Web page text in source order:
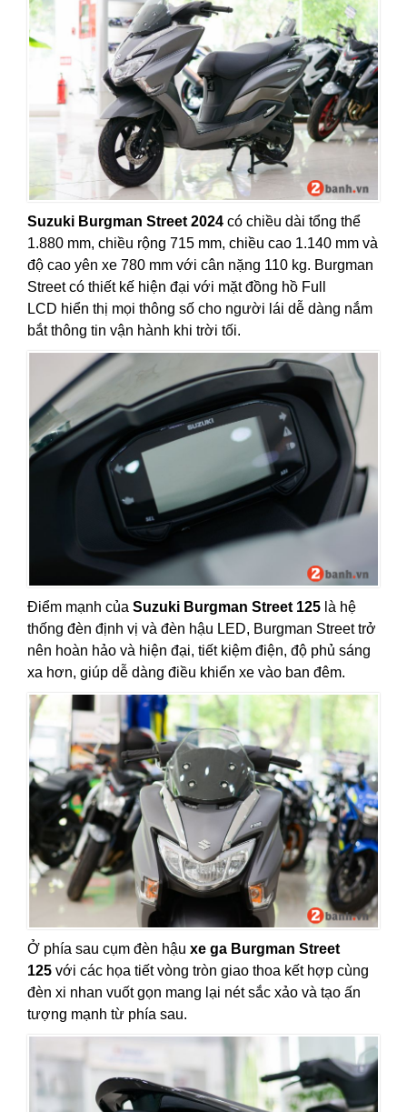
Suzuki Burgman Street 2024 có chiều dài tổng thể
1.880 mm, chiều rộng 715 mm, chiều cao 1.140 mm và
độ cao yên xe 780 mm với cân nặng 110 kg. Burgman
Street có thiết kế hiện đại với mặt đồng hồ Full
LCD hiển thị mọi thông số cho người lái dễ dàng nắm
bắt thông tin vận hành khi trời tối.
Điểm mạnh của Suzuki Burgman Street 125 là hệ
thống đèn định vị và đèn hậu LED, Burgman Street trở
nên hoàn hảo và hiện đại, tiết kiệm điện, độ phủ sáng
xa hơn, giúp dễ dàng điều khiển xe vào ban đêm.
Ở phía sau cụm đèn hậu xe ga Burgman Street
125 với các họa tiết vòng tròn giao thoa kết hợp cùng
đèn xi nhan vuốt gọn mang lại nét sắc xảo và tạo ấn
tượng mạnh từ phía sau.